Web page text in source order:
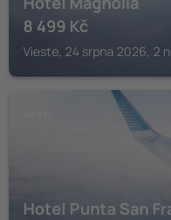
8 499 Kč
Vieste, 24 srpna 2026, 2
Hotel Punta San